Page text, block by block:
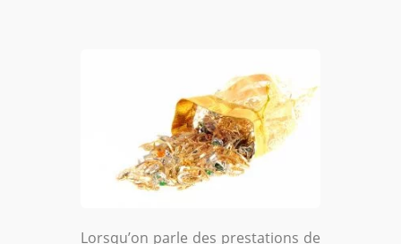
Lorsqu’on parle des prestations de